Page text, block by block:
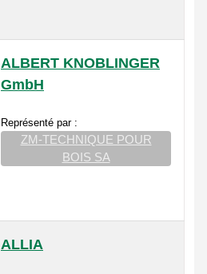
ALBERT KNOBLINGER
GmbH
Représenté par :
ZM-TECHNIQUE POUR
BOIS SA
ALLIA